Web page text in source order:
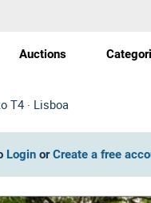
Auctions
T4 · Lisboa
Login or Create a free